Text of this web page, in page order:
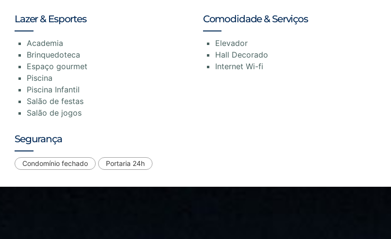
Lazer & Esportes
Academia
Brinquedoteca
Espaço gourmet
Piscina
Piscina Infantil
Salão de festas
Salão de jogos
Comodidade & Serviços
Elevador
Hall Decorado
Internet Wi-fi
Segurança
Condomínio fechado Portaria 24h